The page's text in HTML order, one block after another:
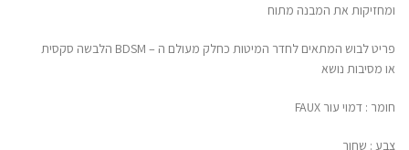
ומחזיקות את המבנה מתוח
פריט לבוש המתאים לחדר המיטות כחלק מעולם ה – BDSM הלבשה סקסית
או מסיבות נושא
חומר : דמוי עור FAUX
צבע : שחור